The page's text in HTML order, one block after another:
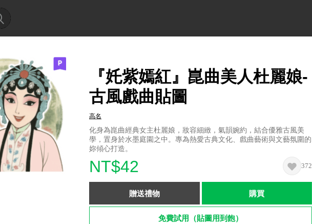
『奼紫嫣紅』崑曲美人杜麗娘-
古風戲曲貼圖
高名
化身為崑曲經典女主杜麗娘，妝容細緻，氣韻婉約，結合優雅古風美
學，置身於水墨庭園之中。專為熱愛古典文化、戲曲藝術與文藝氛圍的
妳傾心打造。
NT$42 372
贈送禮物 購買
免費試用（貼圖用到飽）